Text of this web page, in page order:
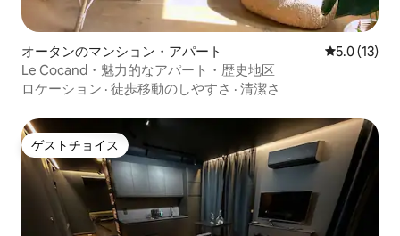
オータンのマンション・アパート レビュー13
5.0 (13)
Le Cocand・魅力的なアパート・歴史地区
ロケーション · 徒歩移動のしやすさ · 清潔さ
ゲストチョイス
ゲストチョイス